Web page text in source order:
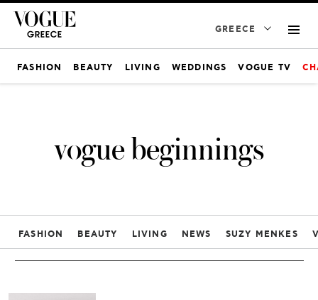
GREECE
FASHION BEAUTY LIVING WEDDINGS VOGUE TV
vogue beginnings
FASHION BEAUTY LIVING NEWS SUZY MENKES